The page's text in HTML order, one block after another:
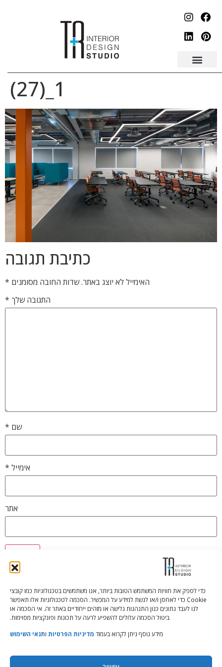
כדי לספק את חוויות המשתמש הטובות ביותר, אנו משתמשים בטכנולוגיות כמו קובצי
Cookie כדי לאחסן ו/או לגשת למידע על המכשיר. הסכמה לטכנולוגיות אלו תאפשר
לנו לעבד נתונים כגון התנהגות גלישה או מזהים ייחודיים באתר זה. אי הסכמה או
ביטול הסכמה עלולים להשפיע לרעה על תכונות ופונקציות מסוימות.
מידע נוסף ניתן לקרוא בעמוד מדיניות הפרטיות ותנאי השימוש
1_(27)
כתיבת תגובה
האימייל לא יוצג באתר.שדות החובה מסומנים *
התגובה שלך *
שם *
אימייל *
אתר
Tali Shenfeld:052.620.2446
tali@TRstudio.co.il
rakefet@TRstudio.co.il